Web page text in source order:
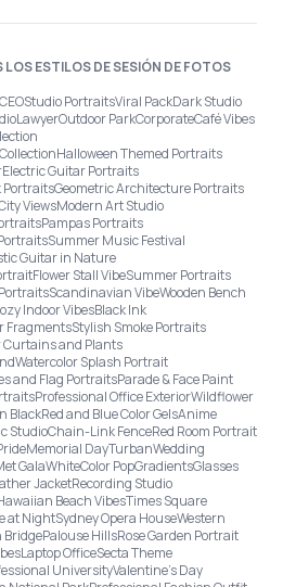
ESTILOS DE SESIÓN DE FOTOS
CEOStudio PortraitsViral PackDark Studio
LawyerOutdoor ParkCorporateCafé Vibes
Halloween Themed Portraits
Electric Guitar Portraits
PortraitsGeometric Architecture Portraits
ViewsModern Art Studio
Pampas Portraits
Summer Music Festival
Guitar in Nature
Flower Stall VibeSummer Portraits
Scandinavian VibeWooden Bench
Indoor VibesBlack Ink
FragmentsStylish Smoke Portraits
Curtains and Plants
Watercolor Splash Portrait
and Flag PortraitsParade & Face Paint
Professional Office ExteriorWildflower
BlackRed and Blue Color GelsAnime
StudioChain-Link FenceRed Room Portrait
Memorial DayTurbanWedding
GalaWhiteColor PopGradientsGlasses
JacketRecording Studio
Beach VibesTimes Square
at NightSydney Opera HouseWestern
BridgePalouse HillsRose Garden Portrait
Laptop OfficeSecta Theme
UniversityValentine's Day